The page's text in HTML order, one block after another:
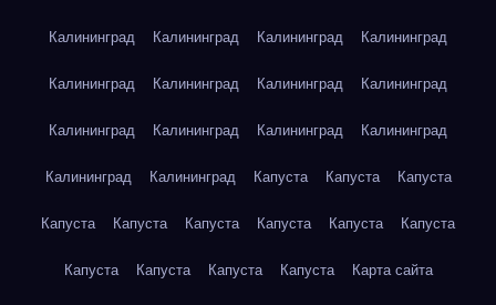
Калининград Калининград Калининград Калининград
Калининград Калининград Калининград Калининград
Калининград Калининград Калининград Калининград
Калининград Калининград Капуста Капуста Капуста
Капуста Капуста Капуста Капуста Капуста Капуста
Капуста Капуста Капуста Капуста Карта сайта